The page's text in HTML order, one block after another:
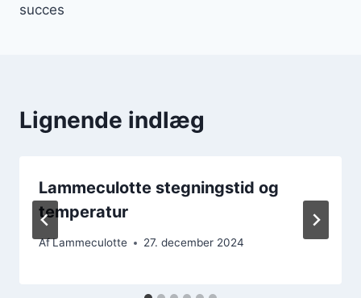
succes
Lignende indlæg
Lammeculotte stegningstid og
temperatur
AfLammeculotte 27. december 2024